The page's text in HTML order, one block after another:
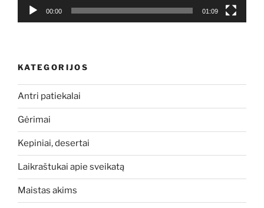
00:00 01:09
KATEGORIJOS
Antri patiekalai
Gėrimai
Kepiniai, desertai
Laikraštukai apie sveikatą
Maistas akims